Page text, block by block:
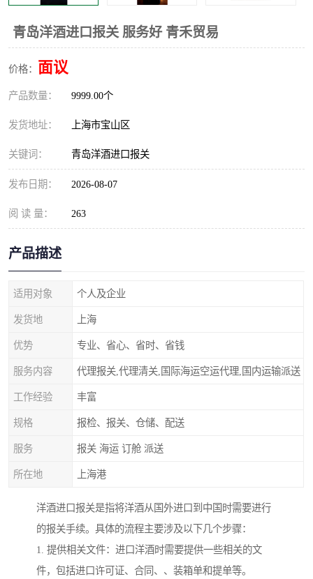
青岛洋酒进口报关 服务好 青禾贸易
价格： 面议
产品数量： 9999.00个
发货地址： 上海市宝山区
关键词： 青岛洋酒进口报关
发布日期： 2026-08-07
阅 读 量： 263
产品描述
适用对象 个人及企业
发货地 上海
优势 专业、省心、省时、省钱
服务内容 代理报关,代理清关,国际海运空运代理,国内运输派送
工作经验 丰富
规格 报检、报关、仓储、配送
服务 报关 海运 订舱 派送
所在地 上海港
洋酒进口报关是指将洋酒从国外进口到中国时需要进行
的报关手续。具体的流程主要涉及以下几个步骤：
1. 提供相关文件：进口洋酒时需要提供一些相关的文
件，包括进口许可证、合同、、装箱单和提单等。